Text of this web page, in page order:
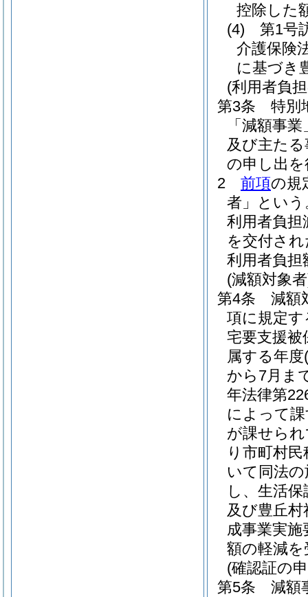
控除した
(4)
第1号
介護保険
に基づき
(利用者負
第3条
特別
「減額事
及び主た
の申し出
2
前項の規
者」という
利用者負担
を交付さ
利用者負
(減額対象
第4条
減額
項に規定す
宅要支援
属する年度
から7月ま
年法律第
によって
が課せら
り市町村
いて同法
し、生活保
及び豊丘
成事業実施
額の軽減
(確認証の
第5条
減額